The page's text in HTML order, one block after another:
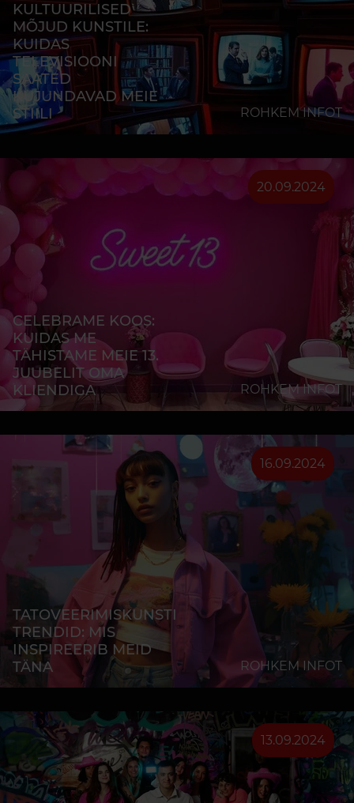
KULTUURILISED
MÕJUD KUNSTILE:
KUIDAS
TELEVISIOONI
SAATED
KUJUNDAVAD MEIE
STIILI
ROHKEM INFOT
20.09.2024
CELEBRAME KOOS:
KUIDAS ME
TÄHISTAME MEIE 13.
JUUBELIT OMA
KLIENDIGA
ROHKEM INFOT
16.09.2024
TATOVEERIMISKUNSTI
TRENDID: MIS
INSPIREERIB MEID
TÄNA
ROHKEM INFOT
13.09.2024